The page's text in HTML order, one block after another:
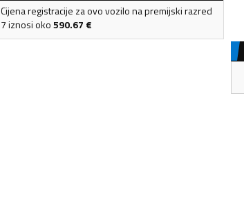
Cijena registracije za ovo vozilo na premijski razred
7 iznosi oko590.67 €